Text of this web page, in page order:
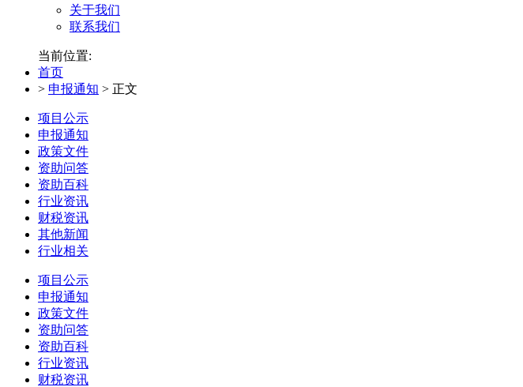
关于我们
联系我们
当前位置:
首页
> 申报通知 > 正文
项目公示
申报通知
政策文件
资助问答
资助百科
行业资讯
财税资讯
其他新闻
行业相关
项目公示
申报通知
政策文件
资助问答
资助百科
行业资讯
财税资讯